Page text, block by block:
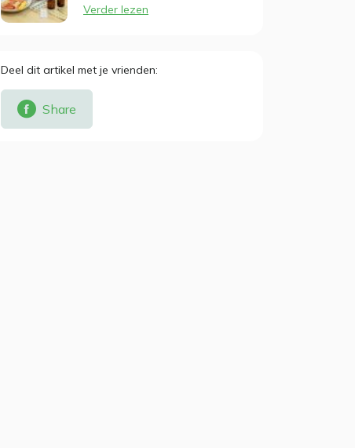
Verder lezen
Deel dit artikel met je vrienden
Share